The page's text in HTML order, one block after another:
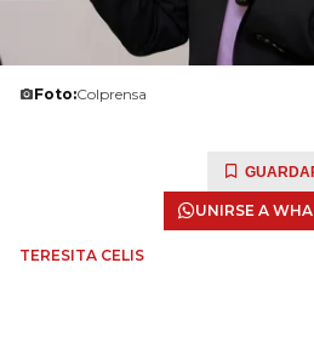
Foto:Colprensa
UNIRSE A
TERESITA CELIS